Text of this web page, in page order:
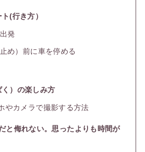
(行き方）
発
め）前に車を停める
）の楽しみ方
やカメラで撮影する方法
と侮れない。思ったよりも時間が